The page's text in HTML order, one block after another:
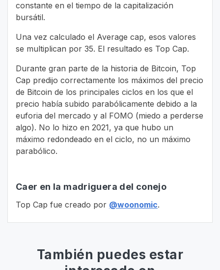
constante en el tiempo de la capitalización
bursátil.
Una vez calculado el Average cap, esos valores
se multiplican por 35. El resultado es Top Cap.
Durante gran parte de la historia de Bitcoin, Top
Cap predijo correctamente los máximos del precio
de Bitcoin de los principales ciclos en los que el
precio había subido parabólicamente debido a la
euforia del mercado y al FOMO (miedo a perderse
algo). No lo hizo en 2021, ya que hubo un
máximo redondeado en el ciclo, no un máximo
parabólico.
Caer en la madriguera del conejo
Top Cap fue creado por @woonomic.
También puedes estar